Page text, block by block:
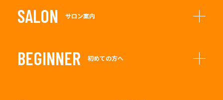
SALON サロン案内
BEGINNER 初めての方へ